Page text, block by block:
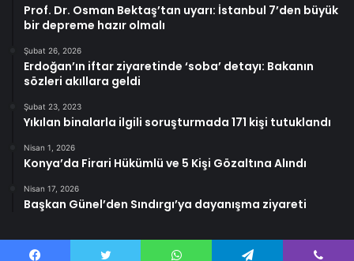
Prof. Dr. Osman Bektaş’tan uyarı: İstanbul 7’den büyük
bir depreme hazır olmalı
Şubat 26, 2026
Erdoğan’ın iftar ziyaretinde ‘soba’ detayı: Bakanın
sözleri akıllara geldi
Şubat 23, 2023
Yıkılan binalarla ilgili soruşturmada 171 kişi tutuklandı
Nisan 1, 2026
Konya’da Firari Hükümlü ve 5 Kişi Gözaltına Alındı
Nisan 17, 2026
Başkan Günel’den Sındırgı’ya dayanışma ziyareti